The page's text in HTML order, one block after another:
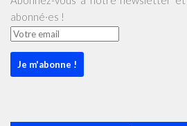
abonné·es !